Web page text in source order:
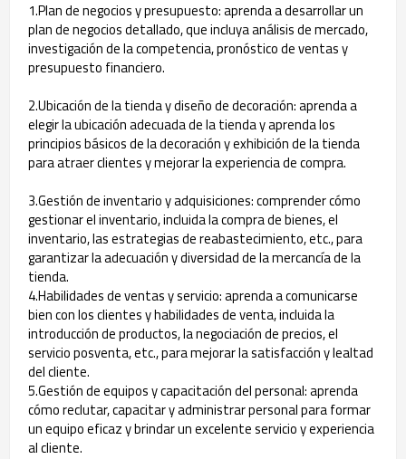
1.Plan de negocios y presupuesto: aprenda a desarrollar un
plan de negocios detallado, que incluya análisis de mercado,
investigación de la competencia, pronóstico de ventas y
presupuesto financiero.
2.Ubicación de la tienda y diseño de decoración: aprenda a
elegir la ubicación adecuada de la tienda y aprenda los
principios básicos de la decoración y exhibición de la tienda
para atraer clientes y mejorar la experiencia de compra.
3.Gestión de inventario y adquisiciones: comprender cómo
gestionar el inventario, incluida la compra de bienes, el
inventario, las estrategias de reabastecimiento, etc., para
garantizar la adecuación y diversidad de la mercancía de la
tienda.
4.Habilidades de ventas y servicio: aprenda a comunicarse
bien con los clientes y habilidades de venta, incluida la
introducción de productos, la negociación de precios, el
servicio posventa, etc., para mejorar la satisfacción y lealtad
del cliente.
5.Gestión de equipos y capacitación del personal: aprenda
cómo reclutar, capacitar y administrar personal para formar
un equipo eficaz y brindar un excelente servicio y experiencia
al cliente.